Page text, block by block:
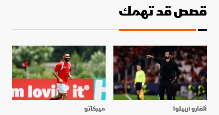
قصص قد تهمك
ألفارو أربيلوا
ميركاتو